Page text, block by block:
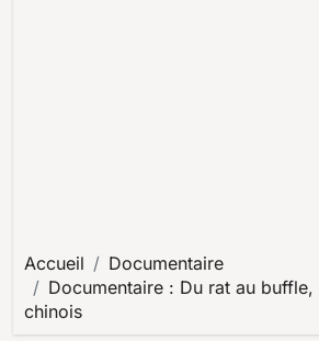
Accueil
Documentaire
Documentaire : Du rat au buffle,
chinois